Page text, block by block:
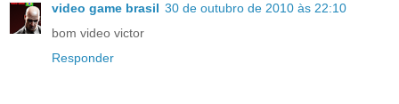
video game brasil 30 de outubro de 2010 às 22:10
bom video victor
Responder